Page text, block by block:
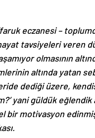
‘faruk eczanesi –
tavsiyeleri veren
olmasının
altında yatan
dediği üzere,
yani güldük
bir motivasyon